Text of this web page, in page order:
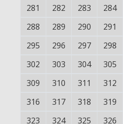
281
282 283 284
288
289 290 291
295
296 297 298
302
303 304 305
309
310 311 312
316
317 318 319
323
324 325 326